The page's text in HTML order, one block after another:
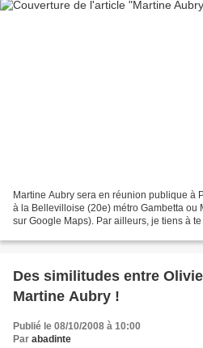
Martine Aubry sera en réunion publique à
à la Bellevilloise (20e) métro Gambetta ou
sur Google Maps). Par ailleurs, je tiens à
Des similitudes entre
Martine Aubry !
Publié le 08/10/2008 à 10:00
Par abadinte